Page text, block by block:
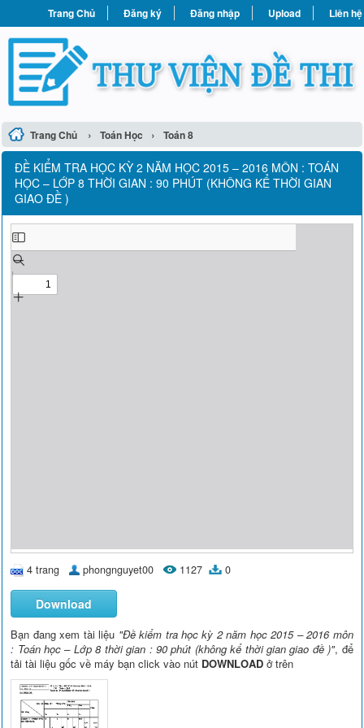
Trang Chủ Đăng ký Đăng nhập Upload Liên hệ
Trang Chủ › Toán Học › Toán 8
ĐỀ KIỂM TRA HỌC KỲ 2 NĂM HỌC 2015 – 2016 MÔN : TOÁN
HỌC – LỚP 8 THỜI GIAN : 90 PHÚT (KHÔNG KỂ THỜI GIAN
GIAO ĐỀ )
4 trang phongnguyet00 1127 0
Download
Bạn đang xem tài liệu "Đề kiểm tra học kỳ 2 năm học 2015 – 2016 môn
: Toán học – Lớp 8 thời gian : 90 phút (không kể thời gian giao đề )", để
tải tài liệu gốc về máy bạn click vào nút DOWNLOAD ở trên